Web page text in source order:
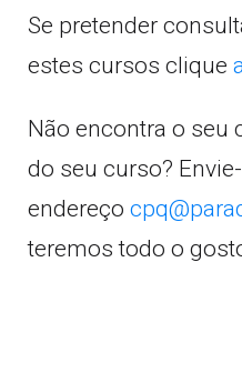
Se pretender
estes cursos clique
Não encontra o seu
do seu curso?
endereço
teremos todo o